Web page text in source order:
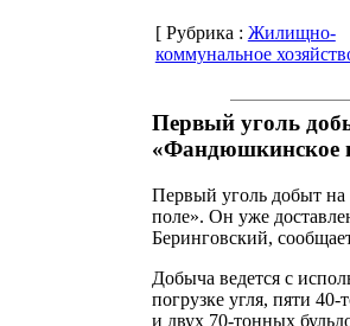
[ Рубрика : Жилищно-
коммунальное
Первый уголь
«Фандюшкинское
Первый уголь добыт
поле». Он уже
Беринговский,
Добыча ведется с
погрузке угля, пяти
и двух 70-тонных